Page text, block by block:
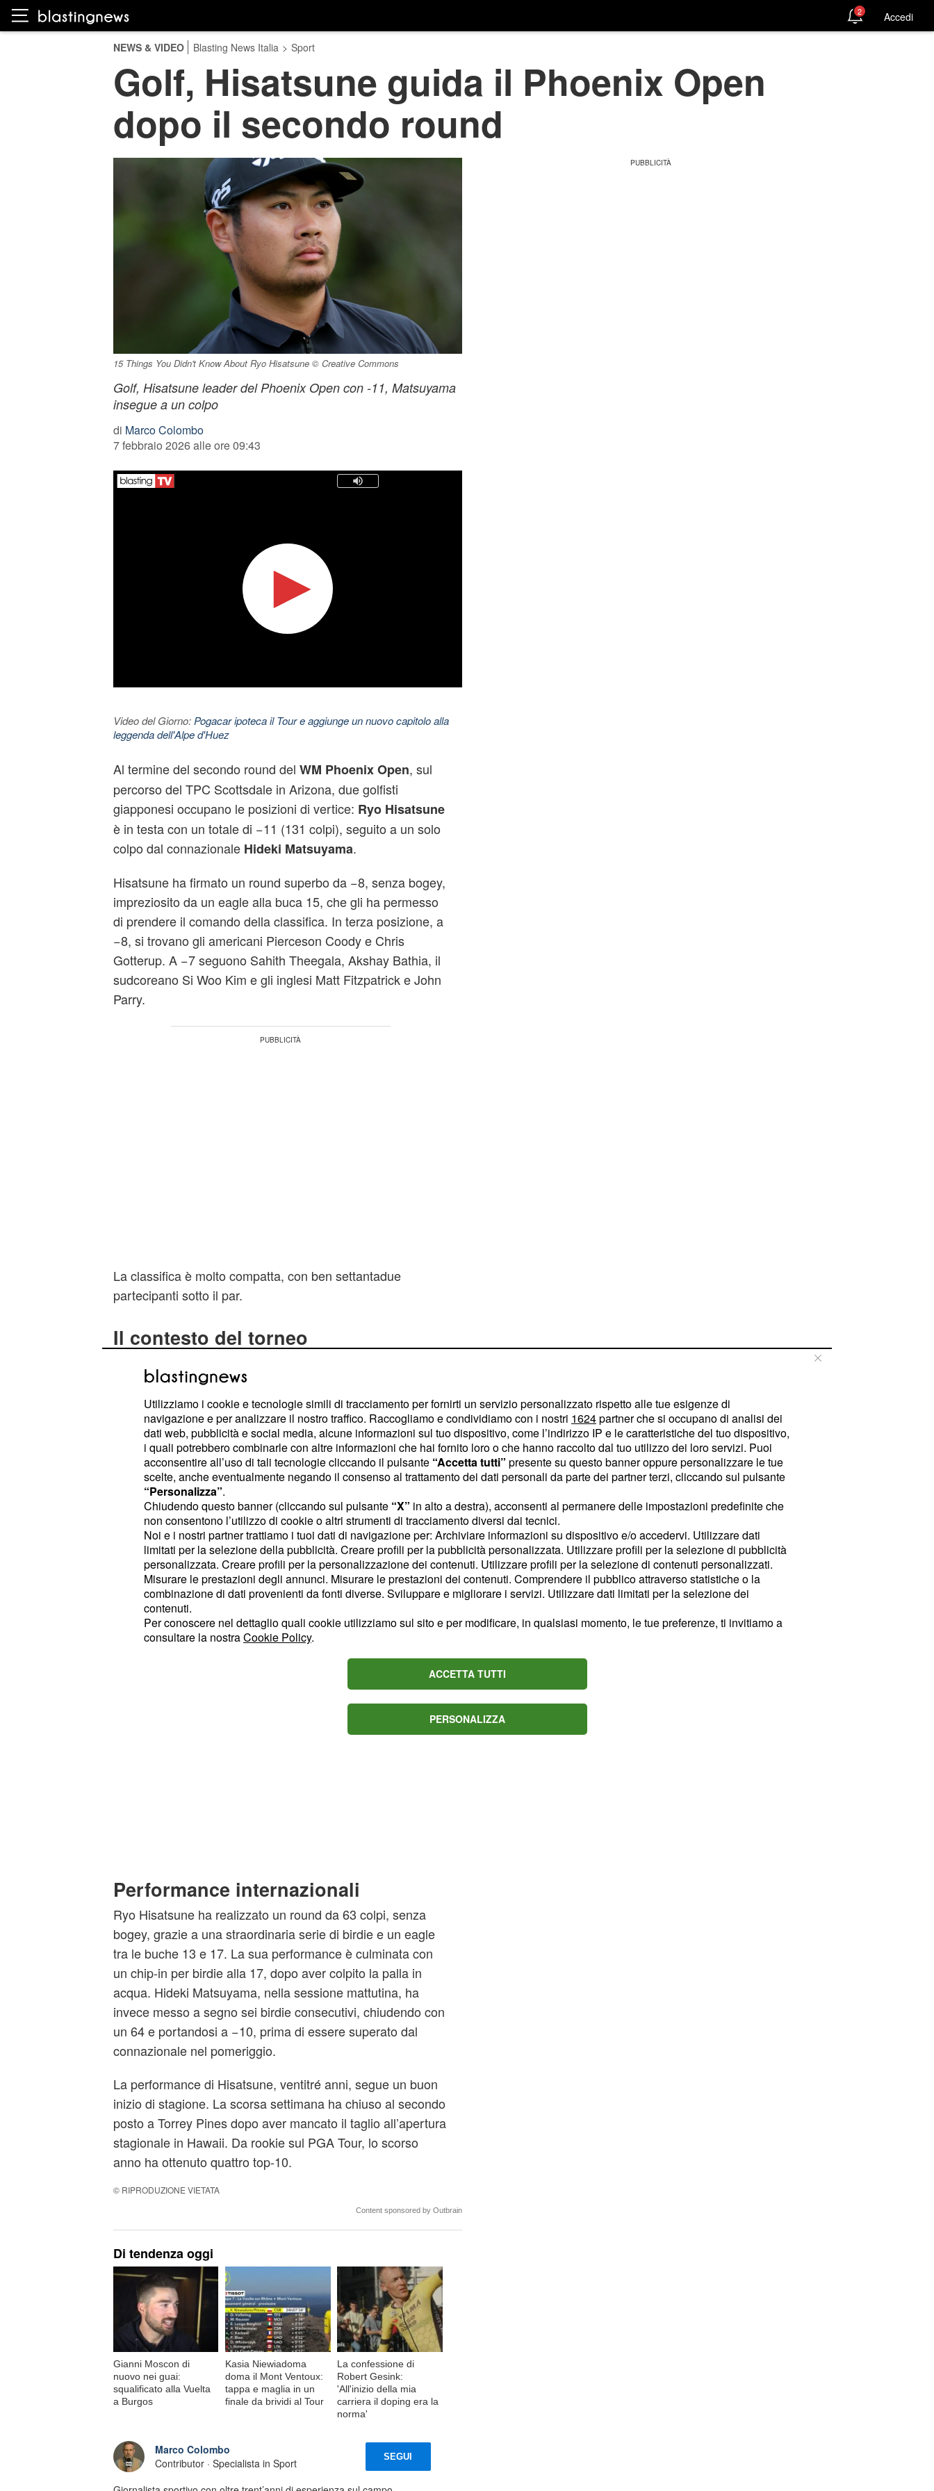
2 Accedi
NEWS & VIDEO Blasting News Italia > Sport
Golf, Hisatsune guida il Phoenix Open
dopo il secondo round
15 Things You Didn't Know About Ryo Hisatsune © Creative Commons
Golf, Hisatsune leader del Phoenix Open con -11, Matsuyama
insegue a un colpo
di Marco Colombo
7 febbraio 2026 alle ore 09:43
Video del Giorno: Pogacar ipoteca il Tour e aggiunge un nuovo capitolo alla
leggenda dell'Alpe d'Huez
Al termine del secondo round del WM Phoenix Open, sul
percorso del TPC Scottsdale in Arizona, due golfisti
giapponesi occupano le posizioni di vertice: Ryo Hisatsune
è in testa con un totale di −11 (131 colpi), seguito a un solo
colpo dal connazionale Hideki Matsuyama.
Hisatsune ha firmato un round superbo da −8, senza bogey,
impreziosito da un eagle alla buca 15, che gli ha permesso
di prendere il comando della classifica. In terza posizione, a
−8, si trovano gli americani Pierceson Coody e Chris
Gotterup. A −7 seguono Sahith Theegala, Akshay Bathia, il
sudcoreano Si Woo Kim e gli inglesi Matt Fitzpatrick e John
Parry.
La classifica è molto compatta, con ben settantadue
partecipanti sotto il par.
Il contesto del torneo
dollari, è un appuntamento consolidato del PGA Tour, nato
nel 1932 con il nome di Arizona Open. Il secondo giro non
ha ancora definito il taglio, poiché alcuni giocatori devono
ancora completare le ultime buche.
Il percorso è un par 71. Tra i protagonisti della top ten
troviamo anche il danese Nicolai Hojgaard, il tedesco
Stephan Jaeger, l’australiano Lee Min Woo e diversi
americani, tutti a −6.Scottie Scheffler, numero uno del
mondo, ha risalito la classifica con un round da −6, senza
bogey, portandosi in trentasettesima posizione. Xander
Schauffele si è salvato con −1, a un solo colpo dalla zona
taglio.
Performance internazionali
Ryo Hisatsune ha realizzato un round da 63 colpi, senza
bogey, grazie a una straordinaria serie di birdie e un eagle
tra le buche 13 e 17. La sua performance è culminata con
un chip-in per birdie alla 17, dopo aver colpito la palla in
acqua. Hideki Matsuyama, nella sessione mattutina, ha
invece messo a segno sei birdie consecutivi, chiudendo con
un 64 e portandosi a −10, prima di essere superato dal
connazionale nel pomeriggio.
La performance di Hisatsune, ventitré anni, segue un buon
inizio di stagione. La scorsa settimana ha chiuso al secondo
posto a Torrey Pines dopo aver mancato il taglio all’apertura
stagionale in Hawaii. Da rookie sul PGA Tour, lo scorso
anno ha ottenuto quattro top‑10.
© RIPRODUZIONE VIETATA
Content sponsored by Outbrain
Di tendenza oggi
Gianni Moscon di
nuovo nei guai:
squalificato alla Vuelta
a Burgos
Kasia Niewiadoma
doma il Mont Ventoux:
tappa e maglia in un
finale da brividi al Tour
La confessione di
Robert Gesink:
'All'inizio della mia
carriera il doping era la
norma'
Marco Colombo
Contributor · Specialista in Sport
SEGUI
Utilizziamo i cookie e tecnologie simili di tracciamento per fornirti un servizio personalizzato rispetto alle tue esigenze di
navigazione e per analizzare il nostro traffico. Raccogliamo e condividiamo con i nostri 1624partner che si occupano di analisi dei
dati web, pubblicità e social media, alcune informazioni sul tuo dispositivo, come l’indirizzo IP e le caratteristiche del tuo dispositivo,
i quali potrebbero combinarle con altre informazioni che hai fornito loro o che hanno raccolto dal tuo utilizzo dei loro servizi. Puoi
acconsentire all’uso di tali tecnologie cliccando il pulsante “Accetta tutti” presente su questo banner oppure personalizzare le tue
scelte, anche eventualmente negando il consenso al trattamento dei dati personali da parte dei partner terzi, cliccando sul pulsante
“Personalizza”.
Chiudendo questo banner (cliccando sul pulsante “X” in alto a destra), acconsenti al permanere delle impostazioni predefinite che
non consentono l’utilizzo di cookie o altri strumenti di tracciamento diversi dai tecnici.
Noi e i nostri partner trattiamo i tuoi dati di navigazione per: Archiviare informazioni su dispositivo e/o accedervi. Utilizzare dati
limitati per la selezione della pubblicità. Creare profili per la pubblicità personalizzata. Utilizzare profili per la selezione di pubblicità
personalizzata. Creare profili per la personalizzazione dei contenuti. Utilizzare profili per la selezione di contenuti personalizzati.
Misurare le prestazioni degli annunci. Misurare le prestazioni dei contenuti. Comprendere il pubblico attraverso statistiche o la
combinazione di dati provenienti da fonti diverse. Sviluppare e migliorare i servizi. Utilizzare dati limitati per la selezione dei
contenuti.
Per conoscere nel dettaglio quali cookie utilizziamo sul sito e per modificare, in qualsiasi momento, le tue preferenze, ti invitiamo a
consultare la nostraCookie Policy.
ACCETTA TUTTI
PERSONALIZZA